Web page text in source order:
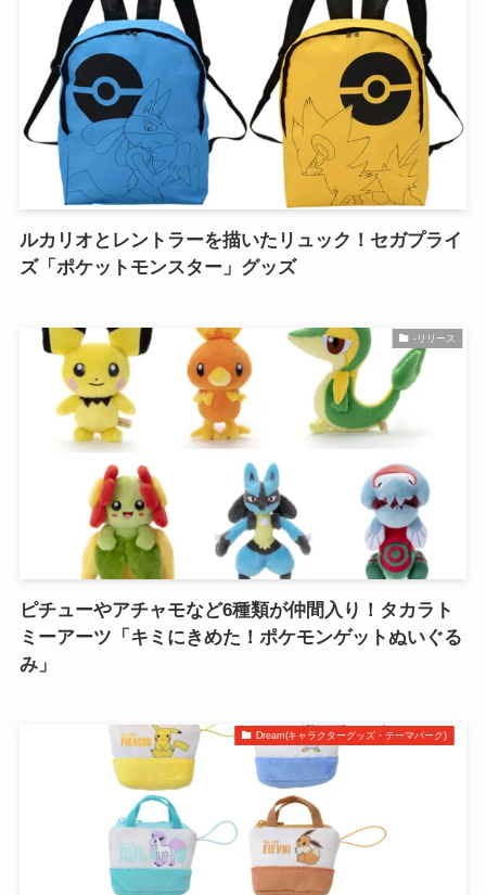
ルカリオとレントラーを描いたリュック！セガプライ
ズ「ポケットモンスター」グッズ
-リリース
ピチューやアチャモなど6種類が仲間入り！タカラト
ミーアーツ「キミにきめた！ポケモンゲットぬいぐる
み」
Dream(キャラクターグッズ・テーマパーク)